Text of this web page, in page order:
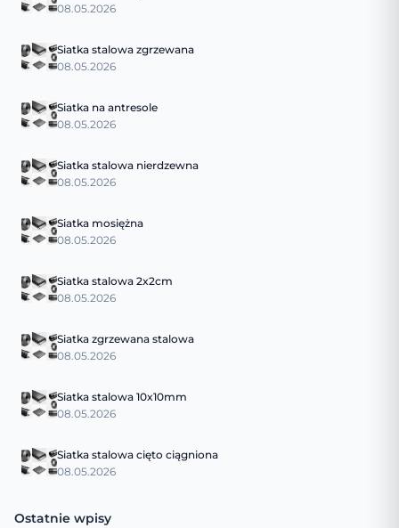
08.05.2026
Siatka stalowa zgrzewana
08.05.2026
Siatka na antresole
08.05.2026
Siatka stalowa nierdzewna
08.05.2026
Siatka mosiężna
08.05.2026
Siatka stalowa 2x2cm
08.05.2026
Siatka zgrzewana stalowa
08.05.2026
Siatka stalowa 10x10mm
08.05.2026
Siatka stalowa cięto ciągniona
08.05.2026
Ostatnie wpisy